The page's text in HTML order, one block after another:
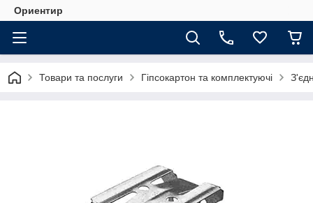
Ориентир
Товари та послуги Гіпсокартон та комплектуючі